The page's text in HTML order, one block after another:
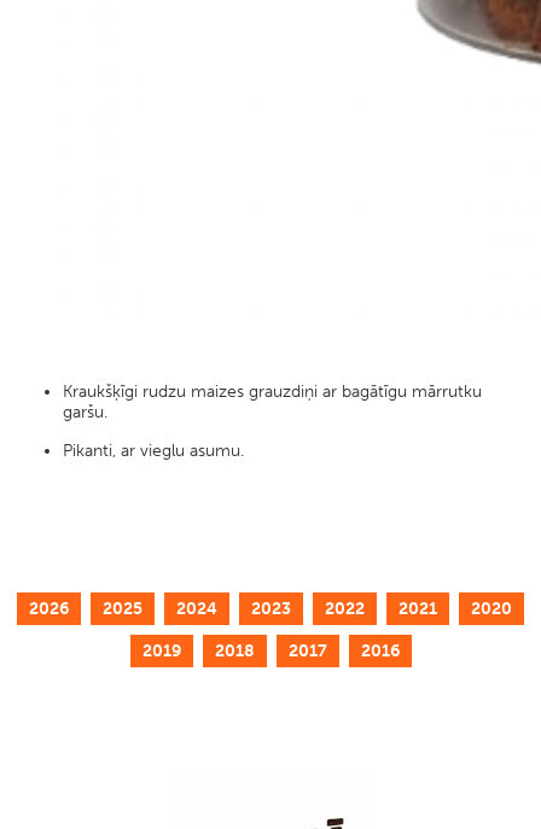
Kraukšķīgi rudzu maizes grauzdiņi ar bagātīgu mārrutku
garšu. ​
Pikanti, ar vieglu asumu.
2026 2025 2024 2023 2022 2021 2020
2019 2018 2017 2016